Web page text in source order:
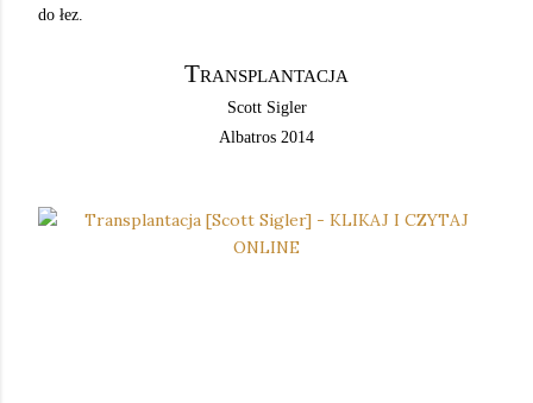
do łez.
Transplantacja
Scott Sigler
Albatros 2014